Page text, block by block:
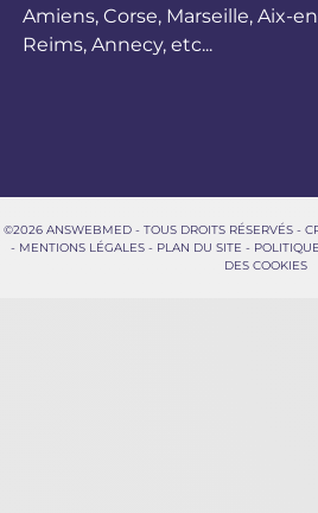
Amiens, Corse, Marseille, Aix-
Reims, Annecy, etc...
©2026 ANSWEBMED - TOUS DROITS RÉSERVÉS -
- MENTIONS LÉGALES- PLAN DU SITE -
DES COOKIES